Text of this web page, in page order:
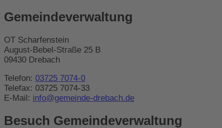
Gemeindeverwaltung
OT Scharfenstein
August-Bebel-Straße 25 B
09430 Drebach
Telefon: 03725 7074-0
Telefax: 03725 7074-33
E-Mail: info@gemeinde-drebach.de
Besuch Gemeindeverwaltung